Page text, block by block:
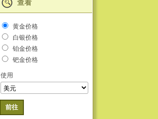
查看
黄金价格
白银价格
铂金价格
钯金价格
使用
前往